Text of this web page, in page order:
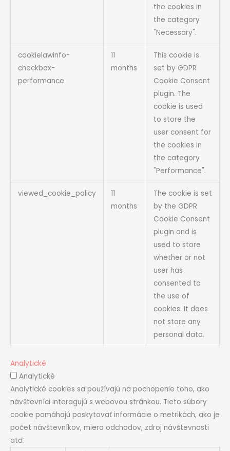
the cookies in
the category
"Necessary".
cookielawinfo-
checkbox-
performance
11
months
This cookie is
set by GDPR
Cookie Consent
plugin. The
cookie is used
to store the
user consent for
the cookies in
the category
"Performance".
viewed_cookie_policy
11
months
The cookie is set
by the GDPR
Cookie Consent
plugin and is
used to store
whether or not
user has
consented to
the use of
cookies. It does
not store any
personal data.
Analytické
Analytické
Analytické cookies sa používajú na pochopenie toho, ako
návštevníci interagujú s webovou stránkou. Tieto súbory
cookie pomáhajú poskytovať informácie o metrikách, ako je
počet návštevníkov, miera odchodov, zdroj návštevnosti
atď.